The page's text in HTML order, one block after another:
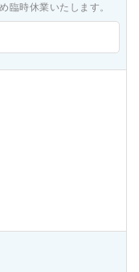
臨時休業いたします。